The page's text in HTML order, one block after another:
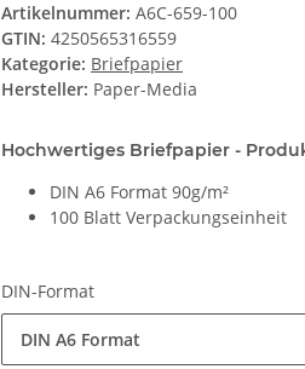
Artikelnummer: A6C-659-100
GTIN: 4250565316559
Kategorie: Briefpapier
Hersteller: Paper-Media
Hochwertiges Briefpapier -
DIN A6 Format 90g/m²
100 Blatt Verpackungseinheit
DIN-Format
DIN A6 Format